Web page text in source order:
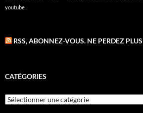
youtube
RSS, ABONNEZ-VOUS. NE PERDEZ
CATÉGORIES
Catégories